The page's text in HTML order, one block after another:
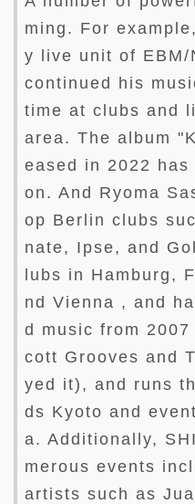
ming. For
y live unit of EBM/
continued his
time at clubs and
area. The album
eased in 2022
on. And Ryoma
op Berlin clubs
nate, Ipse, and
lubs in Hamburg,
nd Vienna , and
d music from
cott Grooves and
yed it), and runs
ds Kyoto and
a. Additionally,
merous events
artists such as